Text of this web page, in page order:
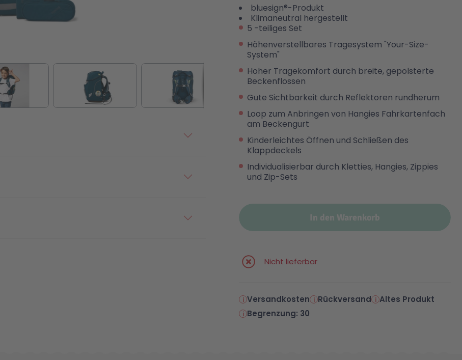
bluesign®-Produkt
Klimaneutral hergestellt
5 -teiliges Set
Höhenverstellbares Tragesystem "Your-Size-
System"
Hoher Tragekomfort durch breite, gepolsterte
Beckenflossen
Gute Sichtbarkeit durch Reflektoren rundherum
Loop zum Anbringen von Hangies Fahrkartenfach
am Beckengurt
Kinderleichtes Öffnen und Schließen des
Klappdeckels
Individualisierbar durch Kletties, Hangies, Zippies
und Zip-Sets
In den Warenkorb
Nicht lieferbar
Versandkosten Rückversand
Altes Produkt
Begrenzung: 30